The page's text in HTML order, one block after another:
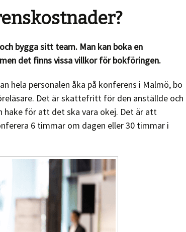
bygga sitt team. Man kan boka en
det finns vissa villkor för bokföringen.
hela personalen åka på konferens i Malmö, bo
Det är skattefritt för den anställde och
för att det ska vara okej. Det är att
6 timmar om dagen eller 30 timmar i